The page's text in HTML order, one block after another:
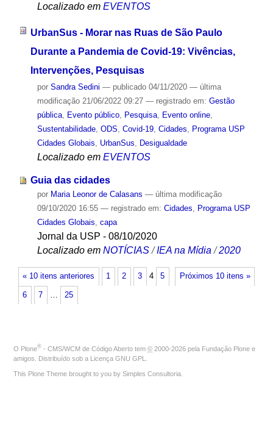
Localizado em EVENTOS
UrbanSus - Morar nas Ruas de São Paulo
Durante a Pandemia de Covid-19: Vivências,
Intervenções, Pesquisas
por Sandra Sedini — publicado04/11/2020 — última
modificação21/06/2022 09:27 — registrado em: Gestão
pública, Evento público, Pesquisa, Evento online,
Sustentabilidade, ODS Covid-19, Cidades
Programa USP
Cidades Globais
UrbanSus Desigualdade
Localizado em EVENTOS
Guia das cidades
por Maria Leonor de Calasans — última modificação
09/10/2020 16:55 — registrado em: Cidades, Programa USP
Cidades Globais, capa
Jornal da USP - 08/10/2020
Localizado em NOTÍCIAS /IEA na Mídia /2020
« 10 itens anteriores Próximos 10 itens »
1 2 3 4 5
6 7 … 25
O Plone® - CMS/WCM de Código Aberto tem © 2000-2026 pela Fundação Plone e
amigos. Distribuído sob a Licença GNU GPL
This Plone Theme brought to you by Simples Consultoria